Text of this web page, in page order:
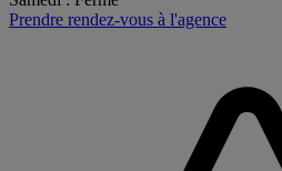
Prendre rendez-vous à l'agence